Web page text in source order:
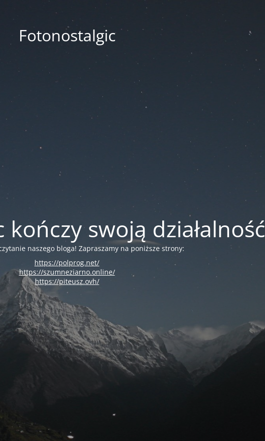
Fotonostalgic
swoją działalność
naszego bloga! Zapraszamy na poniższe strony:
https://polprog.net/
https://szumneziarno.online/
https://piteusz.ovh/